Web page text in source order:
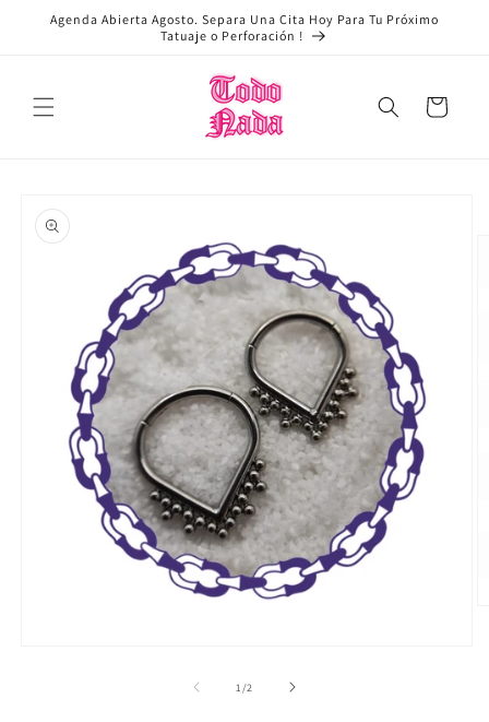
directamente
Agenda Abierta Agosto. Separa Una Cita Hoy Para Tu Próximo
Tatuaje o Perforación !
Carrito
a la
información
1/de2